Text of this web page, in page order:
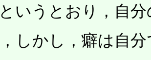
いうとおり，自
しかし，癖は自